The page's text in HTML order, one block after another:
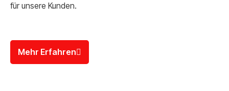
für unsere Kunden.
Mehr Erfahren